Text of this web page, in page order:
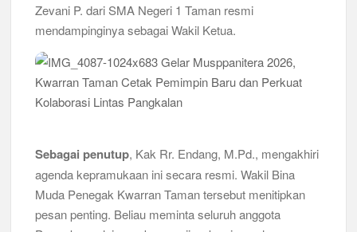
Zevani P. dari SMA Negeri 1 Taman resmi
mendampinginya sebagai Wakil Ketua.
Sebagai penutup, Kak Rr. Endang, M.Pd., mengakhiri
agenda kepramukaan ini secara resmi. Wakil Bina
Muda Penegak Kwarran Taman tersebut menitipkan
pesan penting. Beliau meminta seluruh anggota